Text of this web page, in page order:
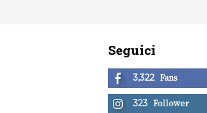
Seguici
3,322 Fans
323 Follower